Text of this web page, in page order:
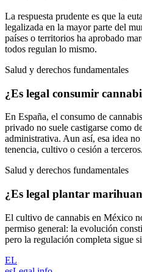
La respuesta prudente es que la
legalizada en la mayor parte del
países o territorios ha aprobado
todos regulan lo mismo.
Salud y derechos fundamentales
¿Es legal consumir
En España, el consumo de
privado no suele castigarse como
administrativa. Aun así, esa idea
tenencia, cultivo o cesión a terceros.
Salud y derechos fundamentales
¿Es legal plantar
El cultivo de cannabis en México
permiso general: la evolución
pero la regulación completa sigue
EL